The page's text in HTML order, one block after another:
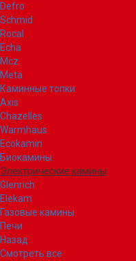
Defro
Schmid
Rocal
Echa
Mcz
Meta
Каминные топки
Axis
Chazelles
Warmhaus
Ecokamin
Биокамины
Электрические камины
Glenrich
Elekam
Газовые камины
Печи
Назад
Смотреть все